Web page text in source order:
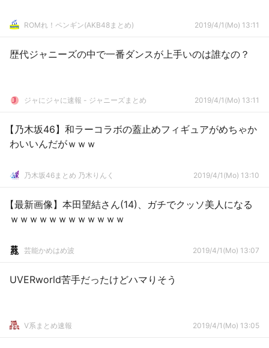
ROMれ！ペンギン(AKB48まとめ) 2019/4/1(Mo) 13:11
歴代ジャニーズの中で一番ダンスが上手いのは誰なの？
ジャにジャに速報 - ジャニーズまとめ 2019/4/1(Mo) 13:11
【乃木坂46】和ラーコラボの蓋止めフィギュアがめちゃか
わいいんだがｗｗｗ
乃木坂46まとめ 乃木りんく 2019/4/1(Mo) 13:10
【最新画像】本田望結さん(14)、ガチでクッソ美人になる
ｗｗｗｗｗｗｗｗｗｗｗｗ
芸能かめはめ波 2019/4/1(Mo) 13:07
UVERworld苦手だったけどハマりそう
V系まとめ速報 2019/4/1(Mo) 13:05